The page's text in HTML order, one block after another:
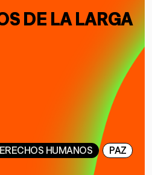
DE LA LARGA
HUMANOS
PAZ